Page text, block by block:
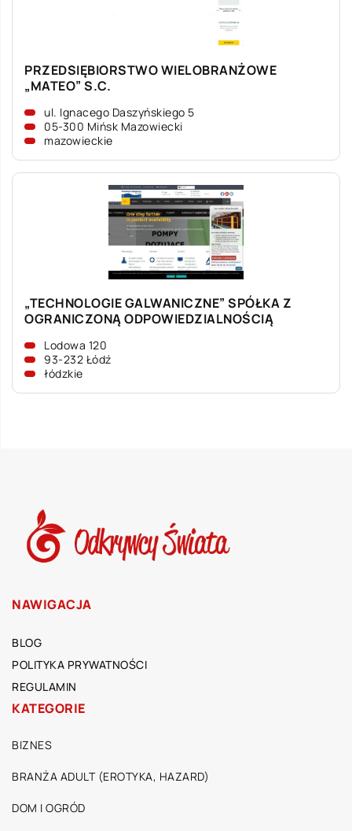
PRZEDSIĘBIORSTWO WIELOBRANŻOWE
„MATEO” S.C.
ul. Ignacego Daszyńskiego 5
05-300 Mińsk Mazowiecki
mazowieckie
„TECHNOLOGIE GALWANICZNE” SPÓŁKA Z
OGRANICZONĄ ODPOWIEDZIALNOŚCIĄ
Lodowa 120
93-232 Łódź
łódzkie
NAWIGACJA
BLOG
POLITYKA PRYWATNOŚCI
REGULAMIN
KATEGORIE
BIZNES
BRANŻA ADULT (EROTYKA, HAZARD)
DOM I OGRÓD